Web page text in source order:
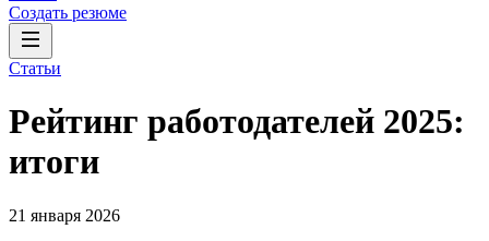
Создать резюме
Статьи
Рейтинг работодателей 2025:
итоги
21 января 2026